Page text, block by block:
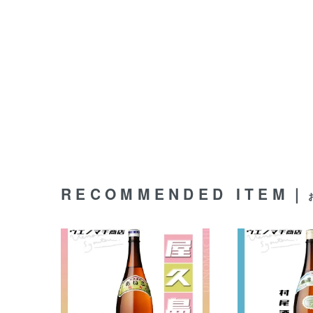
RECOMMENDED ITEM｜